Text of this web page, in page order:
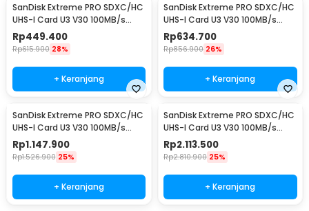
SanDisk Extreme PRO SDXC/HC
UHS-I Card U3 V30 100MB/s
200MB/s 64GB-SDSDXXU-
064G
Rp449.400
Rp615.900 28%
+ Keranjang
SanDisk Extreme PRO SDXC/HC
UHS-I Card U3 V30 100MB/s
200MB/s 128GB-SDSDXXD-128G
Rp634.700
Rp856.900 26%
+ Keranjang
SanDisk Extreme PRO SDXC/HC
UHS-I Card U3 V30 100MB/s
200MB/s 256GB-SDSDXXD-
256G
Rp1.147.900
Rp1.526.900 25%
+ Keranjang
SanDisk Extreme PRO SDXC/HC
UHS-I Card U3 V30 100MB/s
200MB/s 512GB-SDSDXXD-
512G
Rp2.113.500
Rp2.810.900 25%
+ Keranjang